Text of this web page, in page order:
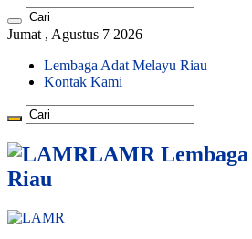
Jumat , Agustus 7 2026
Lembaga Adat Melayu Riau
Kontak Kami
LAMR
Riau